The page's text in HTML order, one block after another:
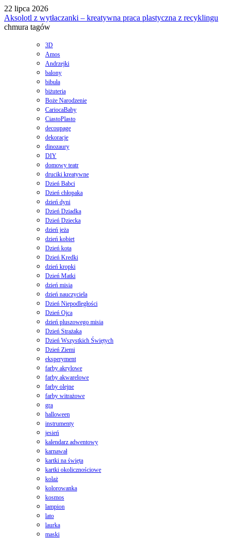
22 lipca 2026
Aksolotl z wytłaczanki – kreatywna praca plastyczna z recyklingu
chmura tagów
3D
Amos
Andrzejki
balony
bibuła
biżuteria
Boże Narodzenie
CariocaBaby
CiastoPlasto
decoupage
dekoracje
dinozaury
DIY
domowy teatr
druciki kreatywne
Dzień Babci
Dzień chłopaka
dzień dyni
Dzień Dziadka
Dzień Dziecka
dzień jeża
dzień kobiet
Dzień kota
Dzień Kredki
dzień kropki
Dzień Matki
dzień misia
dzień nauczyciela
Dzień Niepodległości
Dzień Ojca
dzień pluszowego misia
Dzień Strażaka
Dzień Wszystkich Świętych
Dzień Ziemi
eksperyment
farby akrylowe
farby akwarelowe
farby olejne
farby witrażowe
gra
halloween
instrumenty
jesień
kalendarz adwentowy
karnawał
kartki na święta
kartki okolicznościowe
kolaż
kolorowanka
kosmos
lampion
lato
laurka
maski